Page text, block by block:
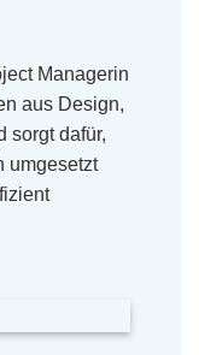
Managerin
aus Design,
sorgt dafür,
umgesetzt